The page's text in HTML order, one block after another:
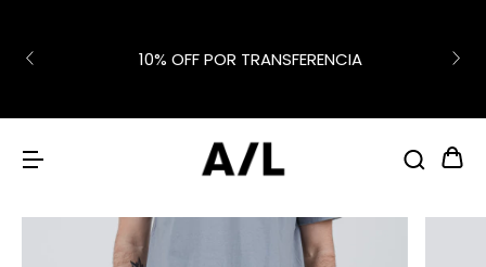
10% OFF POR TRANSFERENCIA